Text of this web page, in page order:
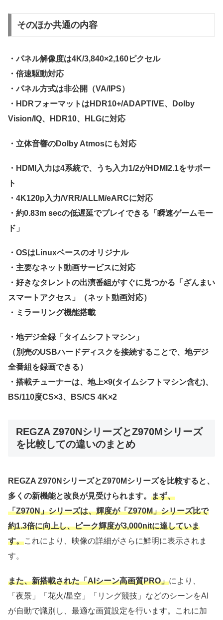
そのほか共通の内容
・パネル解像度は4K/3,840×2,160ピクセル
・倍速駆動対応
・パネル方式は非公開（VA/IPS）
・HDRフォーマットはHDR10+/ADAPTIVE、Dolby
Vision/IQ、HDR10、HLGに対応
・立体音響のDolby Atmosにも対応
・HDMI入力は4系統で、うち入力1/2がHDMI2.1をサポー
ト
・4K120p入力/VRR/ALLM/eARCに対応
・約0.83m secの低遅延でプレイできる「瞬速ゲームモー
ド」
・OSはLinuxベースのオリジナル
・主要なネット動画サービスに対応
・好きなタレントの出演番組がすぐに見つかる「ざんまい
スマートアクセス」（ネット動画対応）
・ミラーリング機能搭載
・地デジ全録「タイムシフトマシン」
（別売のUSBハードディスクを接続することで、地デジ
全番組を録画できる）
・搭載チューナーは、地上×9(タイムシフトマシン含む)、
BS/110度CS×3、BS/CS 4K×2
REGZA Z970NシリーズとZ970Mシリーズ
を比較しての違いのまとめ
REGZA Z970NシリーズとZ970Mシリーズを比較すると、
多くの新機能と改良が見受けられます。 まず、
「Z970N」シリーズは、輝度が「Z970M」シリーズ比で
約1.3倍に向上し、ピーク輝度が3,000nitに達していま
す。これにより、映像の詳細がさらに鮮明に表示されま
す。
また、新搭載された「AIシーン高画質PRO」により、
「夜景」「花火/星空」「リング競技」などのシーンをAI
が自動で識別し、最適な画質設定を行います。これに加